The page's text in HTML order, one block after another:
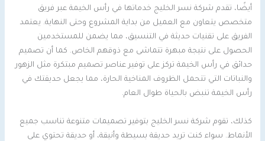
أيضًا، تقدم شركة نسر الخليج خدماتها في رأس الخيمة عبر فريق
متخصص يتعاون مع العميل من بداية المشروع وحتى النهاية. يعتمد
الفريق على تقنيات حديثة في التنسيق، مما يضمن للمستخدمين
الحصول على نتيجة مبهرة تتماشى مع ذوقهم الخاص. كما أن تصميم
حدائق في رأس الخيمة تركز على توفير عناصر تصميم مبتكرة مثل الزهور
والنباتات التي تتحمل الظروف المناخية الحارة، مما يجعل حديقتك في
رأس الخيمة تنبض بالحياة طوال العام.
كذلك، تقوم شركة نسر الخليج بتوفير تصميمات متنوعة تناسب جميع
الأنماط. سواء كنت تريد حديقة بسيطة وأنيقة، أو حديقة تحتوي على